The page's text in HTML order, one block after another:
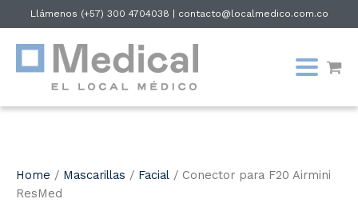
Llámenos (+57) 300 4704038 contacto@localmedico.com.co
Home / Mascarillas / Facial / Conector para F20 Airmini
ResMed